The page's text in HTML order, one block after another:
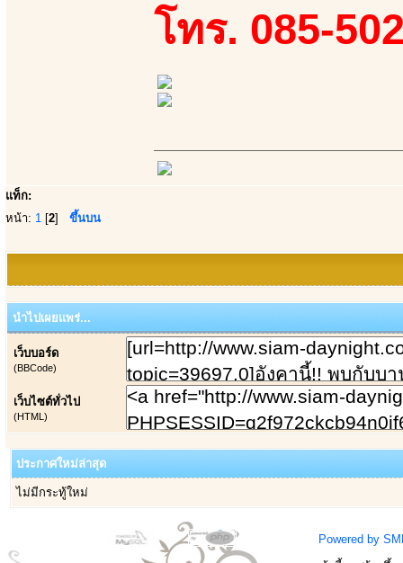
โทร. 085-
แท็ก:
หน้า: 1 [2] ขึ้นบน
นำไปเผยแพร่...
เว็บบอร์ด
(BBCode)
เว็บไซต์ทั่วไป
(HTML)
ประกาศใหม่ล่าสุด
ไม่มีกระทู้ใหม่
Powered by